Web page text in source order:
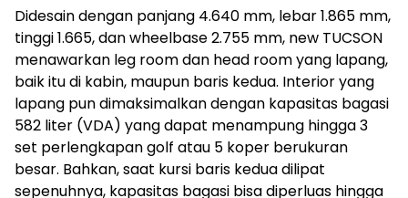
Didesain dengan panjang 4.640 mm, lebar 1.865 mm,
tinggi 1.665, dan wheelbase 2.755 mm, new TUCSON
menawarkan leg room dan head room yang lapang,
baik itu di kabin, maupun baris kedua. Interior yang
lapang pun dimaksimalkan dengan kapasitas bagasi
582 liter (VDA) yang dapat menampung hingga 3
set perlengkapan golf atau 5 koper berukuran
besar. Bahkan, saat kursi baris kedua dilipat
sepenuhnya, kapasitas bagasi bisa diperluas hingga